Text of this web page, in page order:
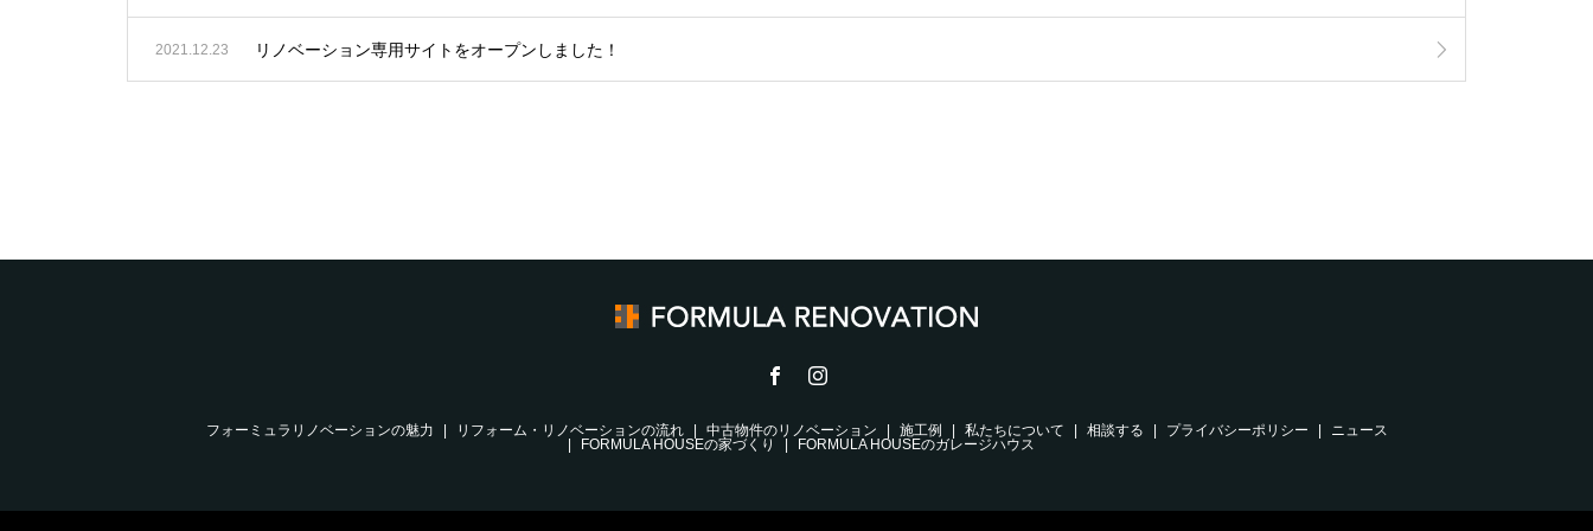
2021.12.23 リノベーション専用サイトをオープンしました！
フォーミュラリノベーションの魅力 リフォーム・リノベーションの流れ 中古物件のリノベーション 施工例 私たちについて 相談する プライバシーポリシー
ニュース
FORMULA HOUSEの家づくり
FORMULA HOUSEのガレージハウス